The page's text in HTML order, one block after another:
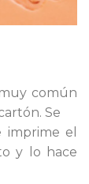
común
Se
el
y lo hace